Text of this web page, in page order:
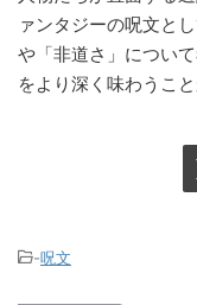
ァンタジーの呪文と
や「非道さ」につい
をより深く味わうこ
-呪文